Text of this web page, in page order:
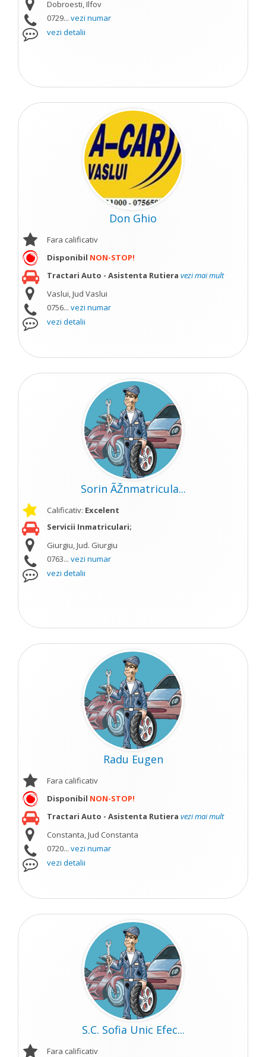
Dobroesti, Ilfov
0729... vezi numar
vezi detalii
Don Ghio
Fara calificativ
Disponibil NON-STOP!
Tractari Auto - Asistenta Rutiera vezi mai mult
Vaslui, Jud Vaslui
0756... vezi numar
vezi detalii
Sorin ÃŽnmatricula...
Calificativ: Excelent
Servicii Inmatriculari;
Giurgiu, Jud. Giurgiu
0763... vezi numar
vezi detalii
Radu Eugen
Fara calificativ
Disponibil NON-STOP!
Tractari Auto - Asistenta Rutiera vezi mai mult
Constanta, Jud Constanta
0720... vezi numar
vezi detalii
S.C. Sofia Unic Efec...
Fara calificativ